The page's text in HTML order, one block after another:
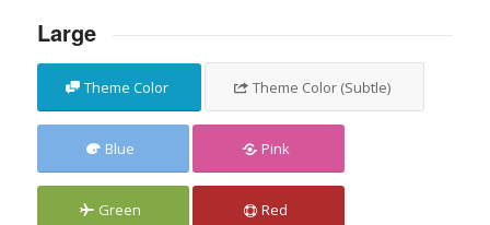
Large
Theme Color Theme Color (Subtle)
Blue Pink
Green Red